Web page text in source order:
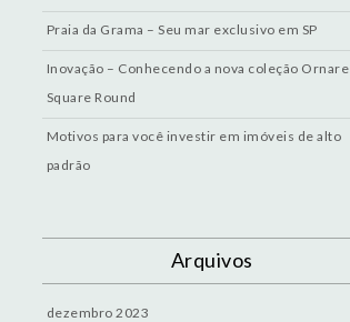
Praia da Grama – Seu mar exclusivo em SP
Inovação – Conhecendo a nova coleção Ornare
Square Round
Motivos para você investir em imóveis de alto
padrão
Arquivos
dezembro 2023